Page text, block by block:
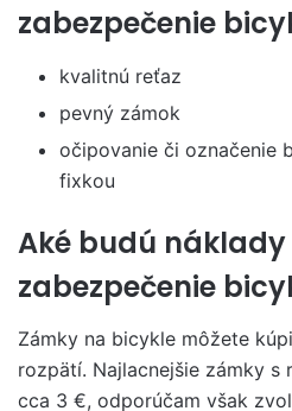
zabezpečenie
kvalitnú reťaz
pevný zámok
očipovanie či označenie
fixkou
Aké budú náklady
zabezpečenie
Zámky na bicykle môžete
rozpätí. Najlacnejšie zámky s
cca 3 €, odporúčam však